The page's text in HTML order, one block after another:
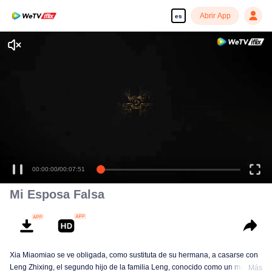
es Abrir App
00:00:00/00:07:51
Mi Esposa Falsa
Xia Miaomiao se ve obligada, como sustituta de su hermana, a casarse con
Leng Zhixing, el segundo hijo de la familia Leng, conocido como un matónMás